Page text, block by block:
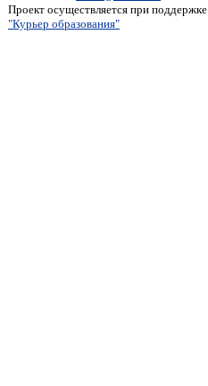
Проект осуществляется при поддержке
"Курьер образования"